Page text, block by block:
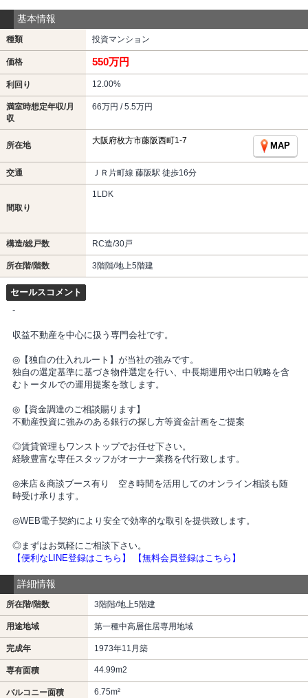
基本情報
種類 投資マンション
価格 550万円
利回り 12.00%
満室時想定年収/月
収
66万円 / 5.5万円
所在地 大阪府枚方市藤阪西町1-7
MAP
交通 ＪＲ片町線 藤阪駅 徒歩16分
間取り
1LDK
構造/総戸数 RC造/30戸
所在階/階数 3階階/地上5階建
セールスコメント
-
収益不動産を中心に扱う専門会社です。
◎【独自の仕入れルート】が当社の強みです。
独自の選定基準に基づき物件選定を行い、中長期運用や出口戦略を含
むトータルでの運用提案を致します。
◎【資金調達のご相談賜ります】
不動産投資に強みのある銀行の探し方等資金計画をご提案
◎賃貸管理もワンストップでお任せ下さい。
経験豊富な専任スタッフがオーナー業務を代行致します。
◎来店＆商談ブース有り 空き時間を活用してのオンライン相談も随
時受け承ります。
◎WEB電子契約により安全で効率的な取引を提供致します。
◎まずはお気軽にご相談下さい。
【便利なLINE登録はこちら】
【無料会員登録はこちら】
詳細情報
所在階/階数 3階階/地上5階建
用途地域 第一種中高層住居専用地域
完成年 1973年11月築
専有面積 44.99m2
バルコニー面積 6.75m²